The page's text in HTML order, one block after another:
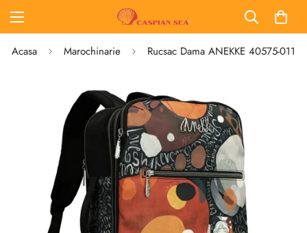
Acasa Marochinarie Rucsac Dama ANEKKE 40575-011